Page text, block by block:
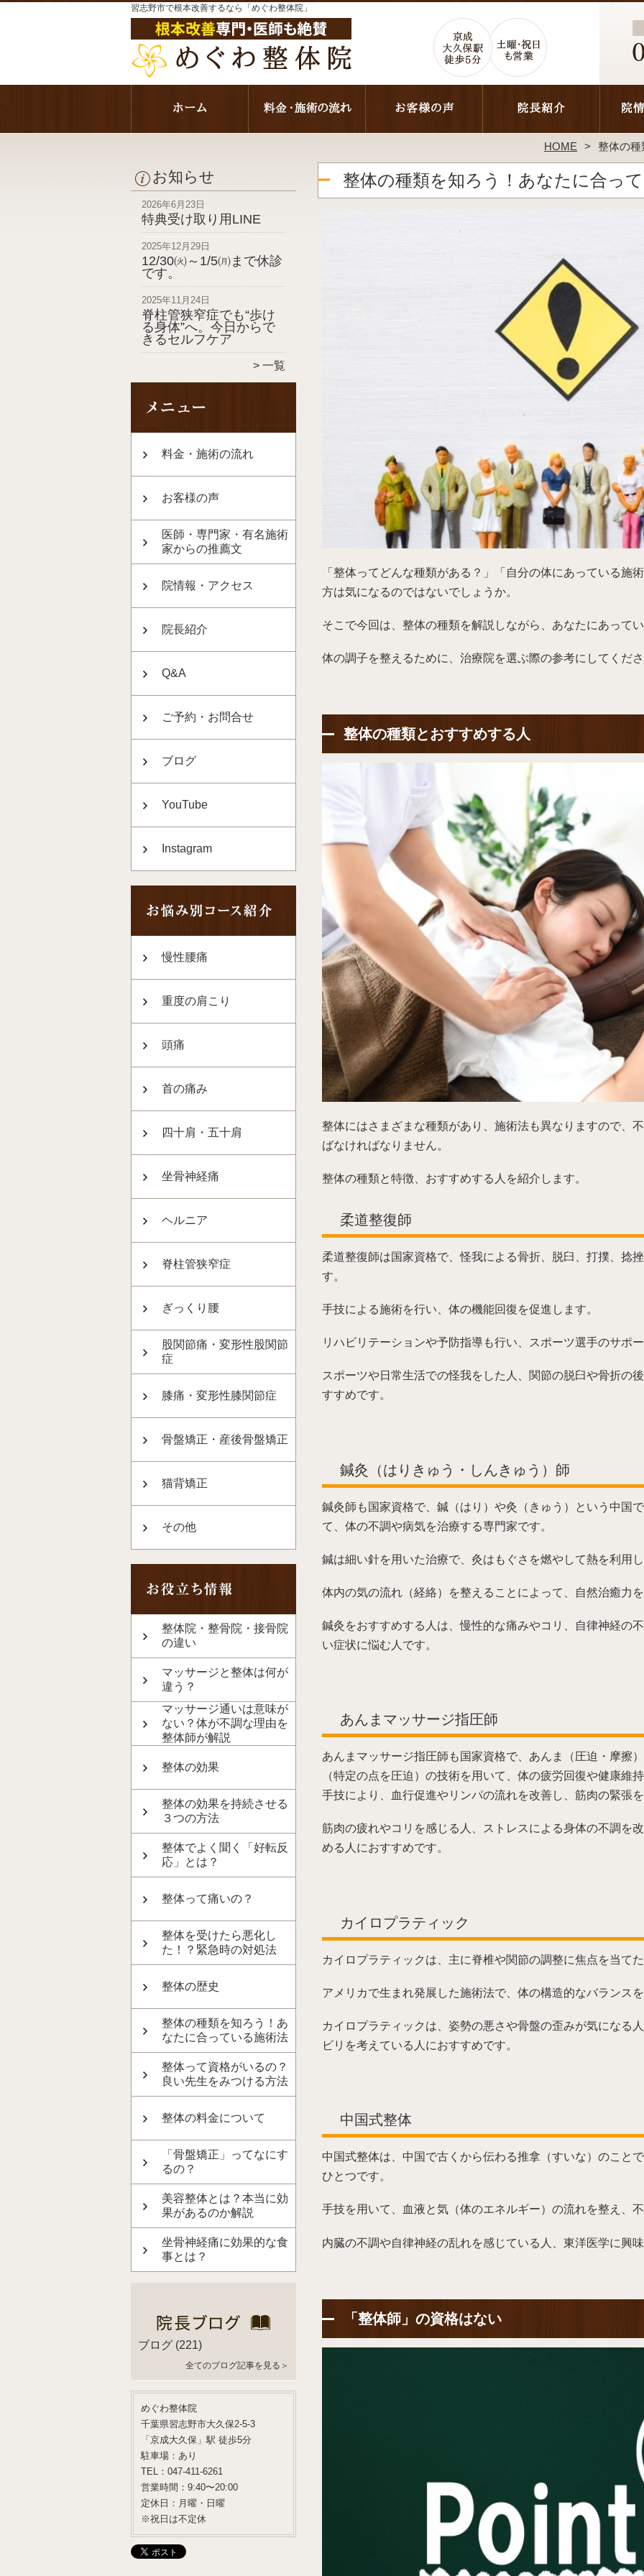
習志野市で根本改善するなら「めぐわ整体院」
HOME 整体の種
お知らせ
2026年6月23日
特典受け取り用LINE
2025年12月29日
12/30㈫～1/5㈪まで休診
です。
2025年11月24日
脊柱管狭窄症でも“歩け
る身体”へ。今日からで
きるセルフケア
一覧
料金・施術の流れ
お客様の声
医師・専門家・有名施術
家からの推薦文
院情報・アクセス
院長紹介
Q&A
ご予約・お問合せ
ブログ
YouTube
Instagram
慢性腰痛
重度の肩こり
頭痛
首の痛み
四十肩・五十肩
坐骨神経痛
ヘルニア
脊柱管狭窄症
ぎっくり腰
股関節痛・変形性股関節
症
膝痛・変形性膝関節症
骨盤矯正・産後骨盤矯正
猫背矯正
その他
整体院・整骨院・接骨院
の違い
マッサージと整体は何が
違う？
マッサージ通いは意味が
ない？体が不調な理由を
整体師が解説
整体の効果
整体の効果を持続させる
３つの方法
整体でよく聞く「好転反
応」とは？
整体って痛いの？
整体を受けたら悪化し
た！？緊急時の対処法
整体の歴史
整体の種類を知ろう！あ
なたに合っている施術法
整体って資格がいるの？
良い先生をみつける方法
整体の料金について
「骨盤矯正」ってなにす
るの？
美容整体とは？本当に効
果があるのか解説
坐骨神経痛に効果的な食
事とは？
ブログ (221)
全てのブログ記事を見る＞
めぐわ整体院
千葉県習志野市大久保2-5-3
「京成大久保」駅 徒歩5分
駐車場：あり
TEL：047-411-6261
営業時間：9:40〜20:00
定休日：月曜・日曜
※祝日は不定休
整体の種類を知ろう！あなたに合っ
「整体ってどんな種類がある？」「自分の体にあっている施
方は気になるのではないでしょうか。
そこで今回は、整体の種類を解説しながら、あなたにあって
体の調子を整えるために、治療院を選ぶ際の参考にしてくだ
整体の種類とおすすめする人
整体にはさまざまな種類があり、施術法も異なりますので、
ばなければなりません。
整体の種類と特徴、おすすめする人を紹介します。
柔道整復師
柔道整復師は国家資格で、怪我による骨折、脱臼、打撲、捻
す。
手技による施術を行い、体の機能回復を促進します。
リハビリテーションや予防指導も行い、スポーツ選手のサポ
スポーツや日常生活での怪我をした人、関節の脱臼や骨折の
すすめです。
鍼灸（はりきゅう・しんきゅう）師
鍼灸師も国家資格で、鍼（はり）や灸（きゅう）という中国
て、体の不調や病気を治療する専門家です。
鍼は細い針を用いた治療で、灸はもぐさを燃やして熱を利用
体内の気の流れ（経絡）を整えることによって、自然治癒力
鍼灸をおすすめする人は、慢性的な痛みやコリ、自律神経の
い症状に悩む人です。
あんまマッサージ指圧師
あんまマッサージ指圧師も国家資格で、あんま（圧迫・摩擦
（特定の点を圧迫）の技術を用いて、体の疲労回復や健康維
手技により、血行促進やリンパの流れを改善し、筋肉の緊張
筋肉の疲れやコリを感じる人、ストレスによる身体の不調を
める人におすすめです。
カイロプラティック
カイロプラティックは、主に脊椎や関節の調整に焦点を当て
アメリカで生まれ発展した施術法で、体の構造的なバランス
カイロプラティックは、姿勢の悪さや骨盤の歪みが気になる
ビリを考えている人におすすめです。
中国式整体
中国式整体は、中国で古くから伝わる推拿（すいな）のこと
ひとつです。
手技を用いて、血液と気（体のエネルギー）の流れを整え、
内臓の不調や自律神経の乱れを感じている人、東洋医学に興
「整体師」の資格はない